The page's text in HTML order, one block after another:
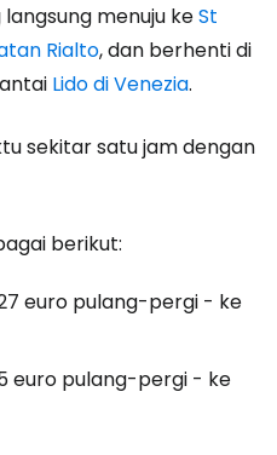
menuju keSt
Rialto, dan berhenti di
Lido di Venezia.
sekitar satu jam dengan
berikut:
euro pulang-pergi - ke
euro pulang-pergi - ke